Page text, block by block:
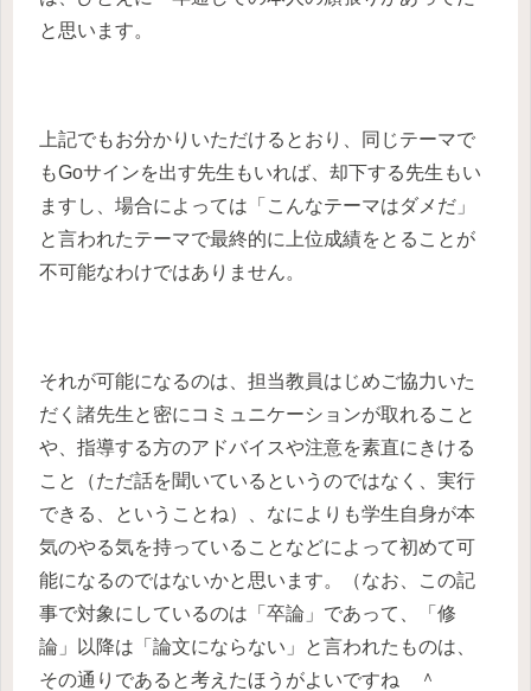
と思います。
上記でもお分かりいただけるとおり、同じテーマで
もGoサインを出す先生もいれば、却下する先生もい
ますし、場合によっては「こんなテーマはダメだ」
と言われたテーマで最終的に上位成績をとることが
不可能なわけではありません。
それが可能になるのは、担当教員はじめご協力いた
だく諸先生と密にコミュニケーションが取れること
や、指導する方のアドバイスや注意を素直にきける
こと（ただ話を聞いているというのではなく、実行
できる、ということね）、なによりも学生自身が本
気のやる気を持っていることなどによって初めて可
能になるのではないかと思います。（なお、この記
事で対象にしているのは「卒論」であって、「修
論」以降は「論文にならない」と言われたものは、
その通りであると考えたほうがよいですね ＾